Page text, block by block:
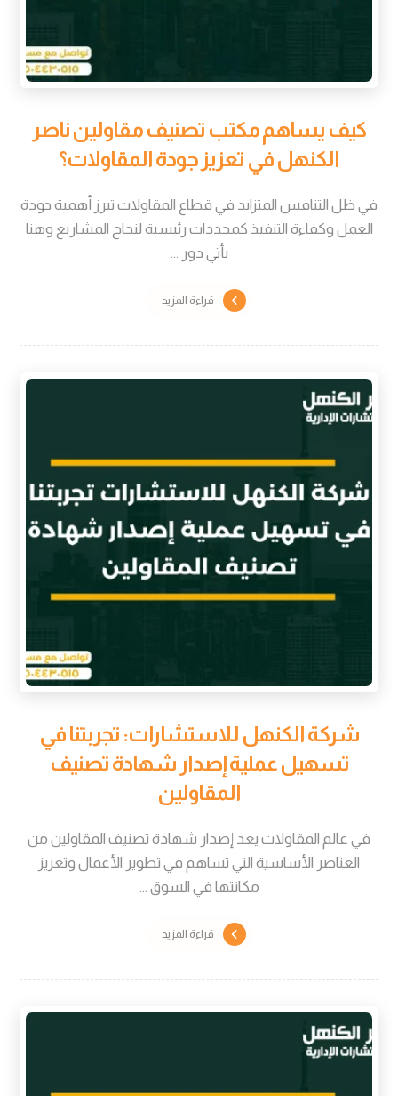
كيف يساهم مكتب تصنيف مقاولين ناصر
الكنهل في تعزيز جودة المقاولات؟
في ظل التنافس المتزايد في قطاع المقاولات تبرز أهمية جودة
العمل وكفاءة التنفيذ كمحددات رئيسية لنجاح المشاريع وهنا
يأتي دور ...
قراءة المزيد
شركة الكنهل للاستشارات: تجربتنا في
تسهيل عملية إصدار شهادة تصنيف
المقاولين
في عالم المقاولات يعد إصدار شهادة تصنيف المقاولين من
العناصر الأساسية التي تساهم في تطوير الأعمال وتعزيز
مكانتها في السوق ...
قراءة المزيد